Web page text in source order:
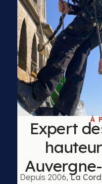
À
Expert
Depuis 2006,La